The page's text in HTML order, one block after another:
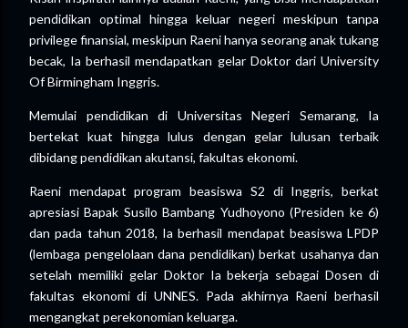
pendidikan optimal hingga keluar negeri meskipun tanpa
privilege finansial, meskipun Raeni hanya seorang anak tukang
becak, Ia berhasil mendapatkan gelar Doktor dari University
Of Birmingham Inggris.
Memulai pendidikan di Universitas Negeri Semarang, Ia
bertekat kuat hingga lulus dengan gelar lulusan terbaik
dibidang pendidikan akutansi, fakultas ekonomi.
Raeni mendapat program beasiswa S2 di Inggris, berkat
apresiasi Bapak Susilo Bambang Yudhoyono (Presiden ke 6)
dan pada tahun 2018, Ia berhasil mendapat beasiswa LPDP
(lembaga pengelolaan dana pendidikan) berkat usahanya dan
setelah memiliki gelar Doktor Ia bekerja sebagai Dosen di
fakultas ekonomi di UNNES. Pada akhirnya Raeni berhasil
mengangkat perekonomian keluarga.